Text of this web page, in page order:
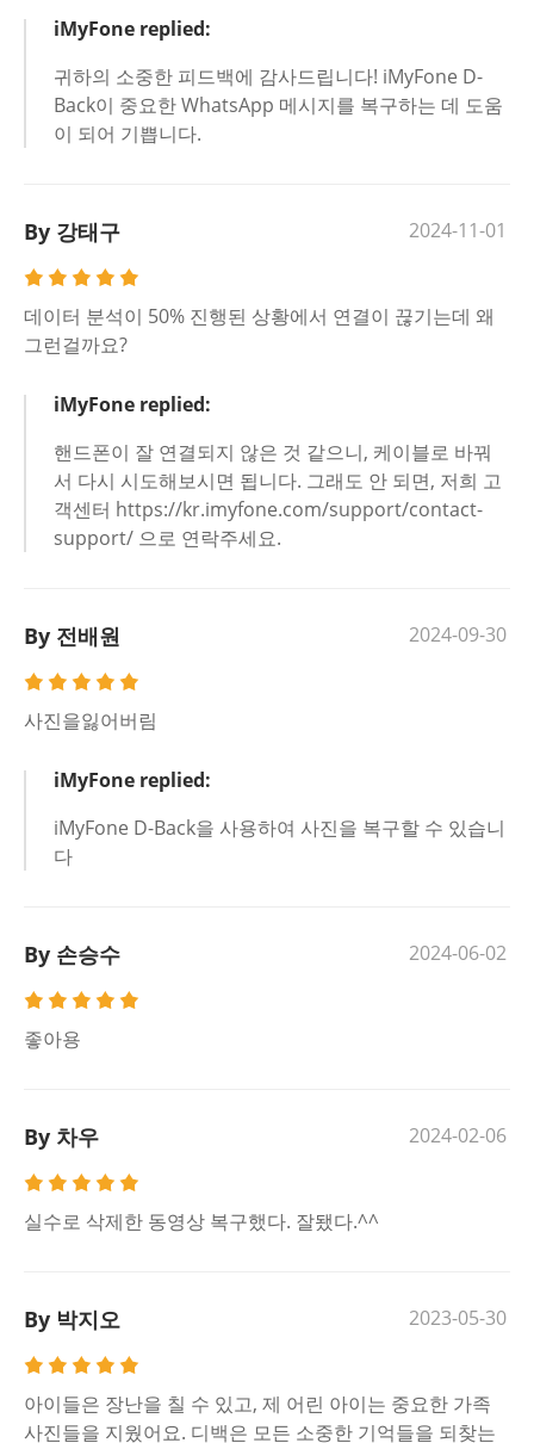
iMyFone replied:
귀하의 소중한 피드백에 감사드립니다! iMyFone D-
Back이 중요한 WhatsApp 메시지를 복구하는 데 도움
이 되어 기쁩니다.
By 강태구 2024-11-01
데이터 분석이 50% 진행된 상황에서 연결이 끊기는데 왜
그런걸까요?
iMyFone replied:
핸드폰이 잘 연결되지 않은 것 같으니, 케이블로 바꿔
서 다시 시도해보시면 됩니다. 그래도 안 되면, 저희 고
객센터 https://kr.imyfone.com/support/contact-
support/ 으로 연락주세요.
By 전배원 2024-09-30
사진을잃어버림
iMyFone replied:
iMyFone D-Back을 사용하여 사진을 복구할 수 있습니
다
By 손승수 2024-06-02
좋아용
By 차우 2024-02-06
실수로 삭제한 동영상 복구했다. 잘됐다.^^
By 박지오 2023-05-30
아이들은 장난을 칠 수 있고, 제 어린 아이는 중요한 가족
사진들을 지웠어요. 디백은 모든 소중한 기억들을 되찾는